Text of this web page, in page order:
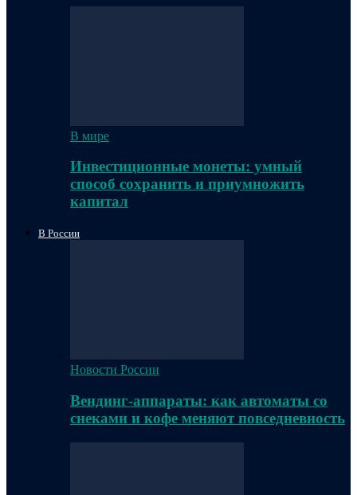
В мире
Инвестиционные монеты: умный
способ сохранить и приумножить
капитал
В России
Новости России
Вендинг-аппараты: как автоматы со
снеками и кофе меняют повседневность